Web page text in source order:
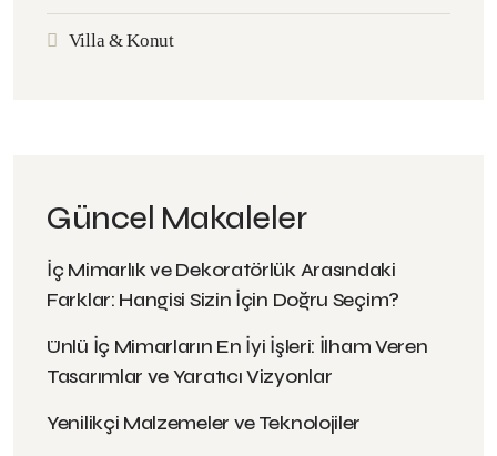
Villa & Konut
Güncel Makaleler
İç Mimarlık ve Dekoratörlük Arasındaki
Farklar: Hangisi Sizin İçin Doğru Seçim?
Ünlü İç Mimarların En İyi İşleri: İlham Veren
Tasarımlar ve Yaratıcı Vizyonlar
Yenilikçi Malzemeler ve Teknolojiler